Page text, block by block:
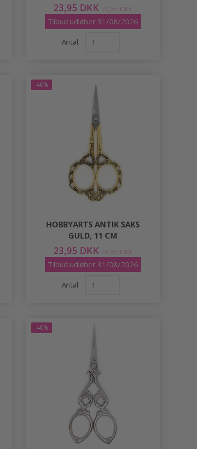
23,95 DKK 39,95 DKK
Tilbud udløber 31/08/2026
Antal
-40%
HOBBYARTS ANTIK SAKS
GULD, 11 CM
23,95 DKK 39,95 DKK
Tilbud udløber 31/08/2026
Antal
-40%